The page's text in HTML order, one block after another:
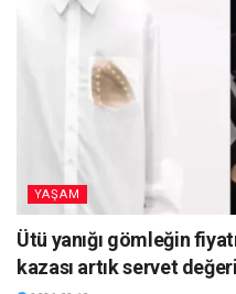
YAŞAM
Ütü yanığı gömleğin
kazası artık servet